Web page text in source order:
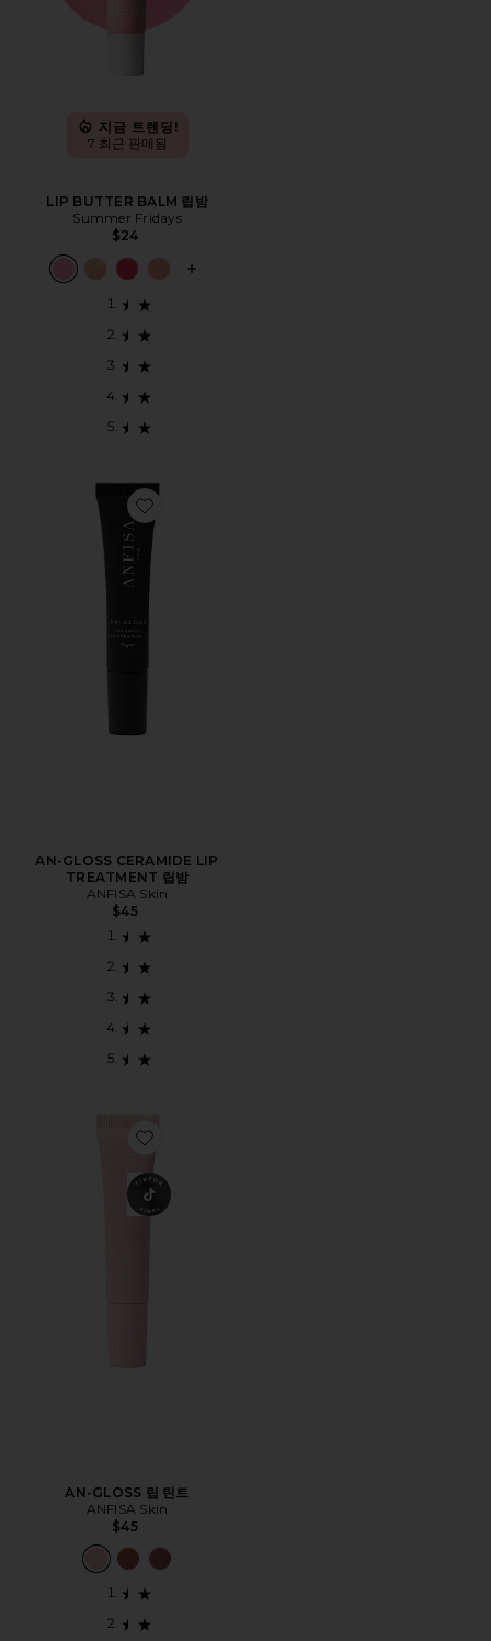
지금 트렌딩!
7 최근 판매됨
LIP BUTTER BALM 립밤
Summer Fridays
$24
PLUS ICON TO SEE MORE OPTIONS
Favorite AN-GLOSS CERAMIDE LIP TREATMENT 립밤
AN-GLOSS CERAMIDE LIP
TREATMENT 립밤
ANFISA Skin
$45
Favorite AN-GLOSS 립 틴트
AN-GLOSS 립 틴트
ANFISA Skin
$45